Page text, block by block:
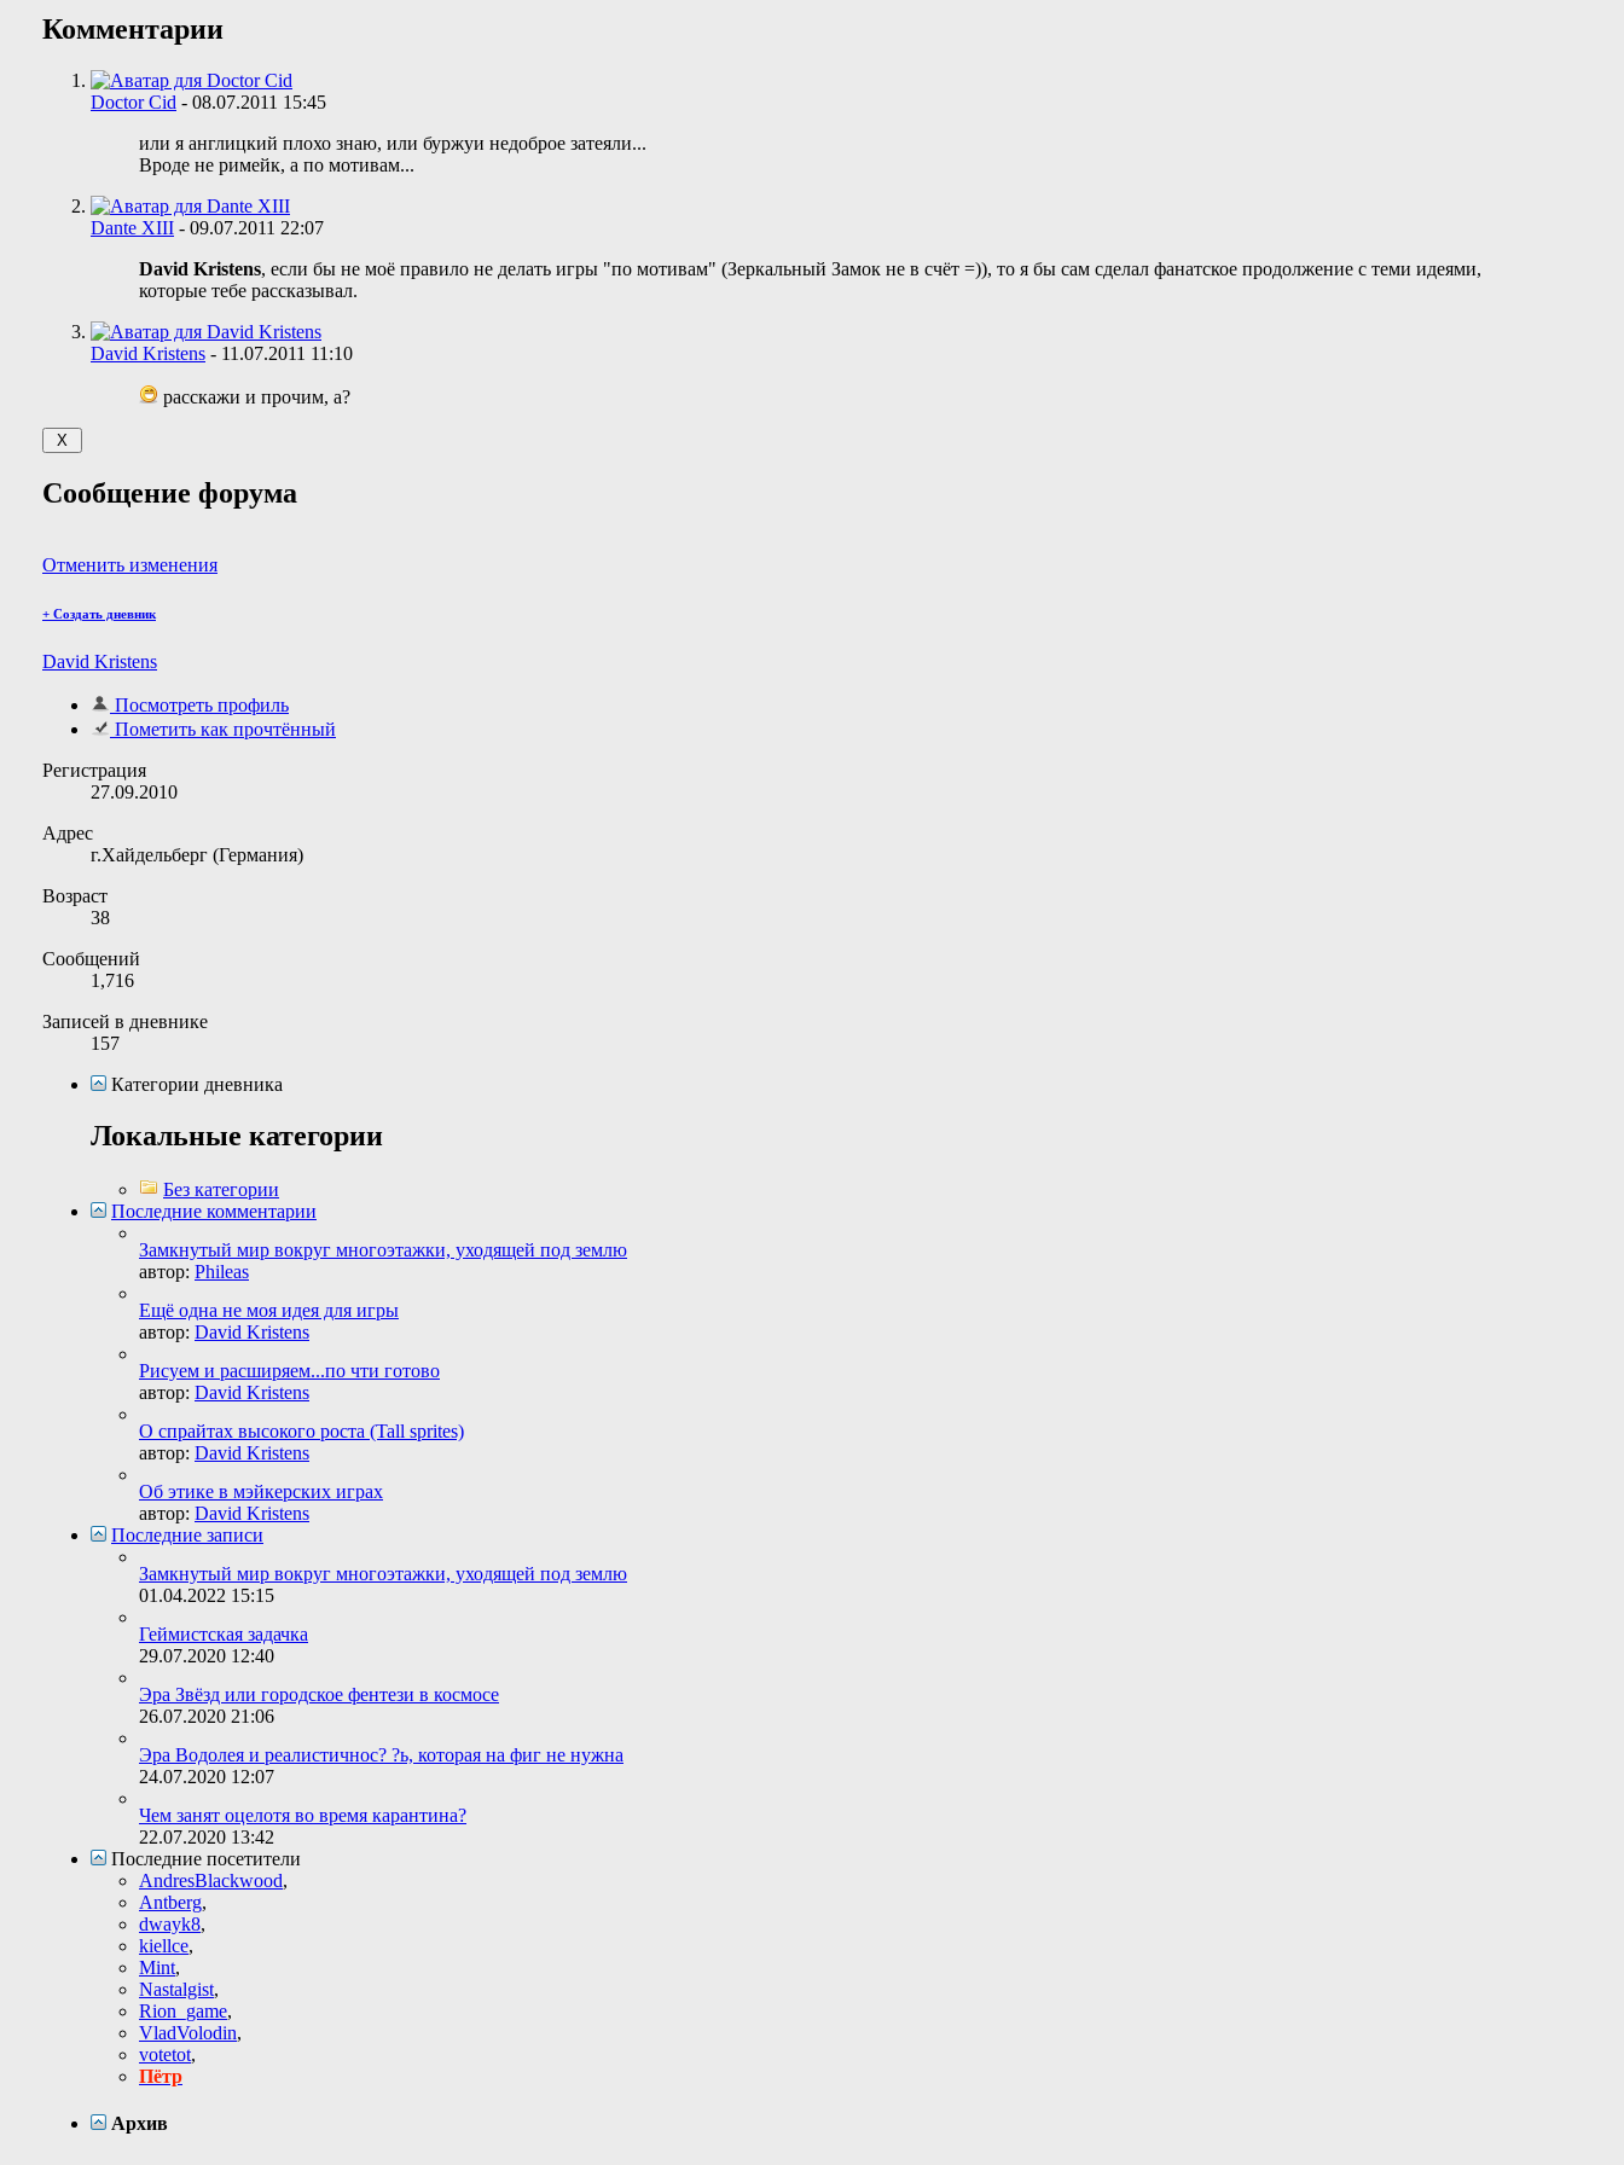
Комментарии
Doctor Cid - 08.07.2011 15:45
или я англицкий плохо знаю, или буржуи недоброе затеяли...
Вроде не римейк, а по мотивам...
Dante XIII - 09.07.2011 22:07
David Kristens, если бы не моё правило не делать игры "по мотивам" (Зеркальный Замок не в счёт =)), то я бы сам сделал фанатское продолжение с теми идеями,
которые тебе рассказывал.
David Kristens - 11.07.2011 11:10
расскажи и прочим, а?
Сообщение форума
Отменить изменения
+ Создать дневник
David Kristens
Посмотреть профиль
Пометить как прочтённый
Регистрация
27.09.2010
Адрес
г.Хайдельберг (Германия)
Возраст
38
Сообщений
1,716
Записей в дневнике
157
Категории дневника
Локальные категории
Без категории
Последние комментарии
Замкнутый мир вокруг многоэтажки, уходящей под землю
автор: Phileas
Ещё одна не моя идея для игры
автор: David Kristens
Рисуем и расширяем...по чти готово
автор: David Kristens
О спрайтах высокого роста (Tall sprites)
автор: David Kristens
Об этике в мэйкерских играх
автор: David Kristens
Последние записи
Замкнутый мир вокруг многоэтажки, уходящей под землю
01.04.2022 15:15
Геймистская задачка
29.07.2020 12:40
Эра Звёзд или городское фентези в космосе
26.07.2020 21:06
Эра Водолея и реалистичнос? ?ь, которая на фиг не нужна
24.07.2020 12:07
Чем занят оцелотя во время карантина?
22.07.2020 13:42
Последние посетители
AndresBlackwood,
Antberg,
dwayk8,
kiellce,
Mint,
Nastalgist,
Rion_game,
VladVolodin,
votetot,
Пётр
Архив